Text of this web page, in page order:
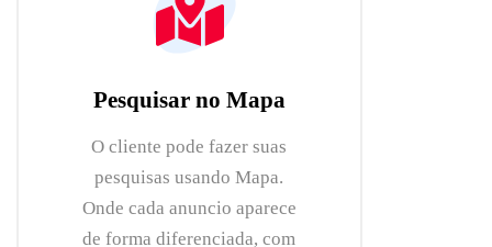
Pesquisar no Mapa
O cliente pode fazer suas
pesquisas usando Mapa.
Onde cada anuncio aparece
de forma diferenciada, com